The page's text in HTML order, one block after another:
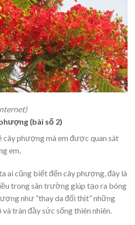
(bài số 2)
cây phượng mà em được quan sát
em.
ai cũng biết đến cây phượng, đây là
trong sân trường giúp tạo ra bóng
như “thay da đổi thịt” những
tràn đầy sức sống thiên nhiên.